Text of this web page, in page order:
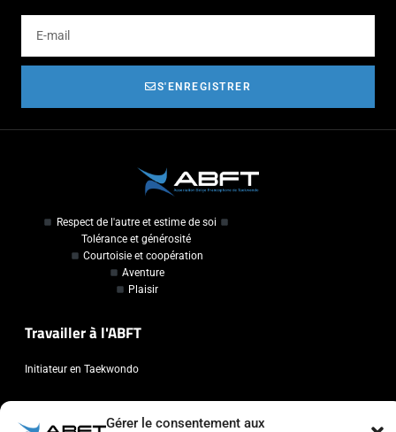
Gérer le consentement aux
S'ENREGISTRER
Respect de l'autre et estime de soi
Tolérance et générosité
Courtoisie et coopération
Aventure
Plaisir
Travailler à l'ABFT
Initiateur en Taekwondo